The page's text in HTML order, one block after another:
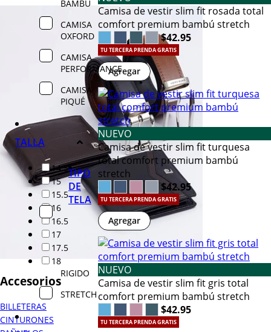
Accesorios
BILLETERAS
CINTURONES
BAMBÚ
CAMISA
OXFORD
CAMISA
PERFORMANCE
CAMISA
PIQUÉ
TALLA
14.5
15
15.5
16
16.5
17
17.5
18
TIPO
DE
TELA
RIGIDO
STRETCH
Camisa de vestir slim fit rosada total
comfort premium bambú stretch
$42.95
TU TERCERA PRENDA GRATIS
Agregar
NUEVO
Camisa de vestir slim fit turquesa
total comfort premium bambú
stretch
$42.95
TU TERCERA PRENDA GRATIS
Agregar
NUEVO
Camisa de vestir slim fit gris total
comfort premium bambú stretch
$42.95
TU TERCERA PRENDA GRATIS